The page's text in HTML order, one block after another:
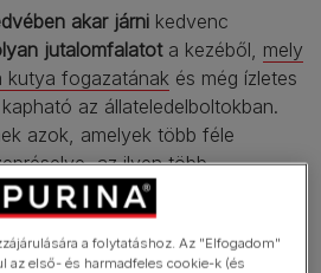
akar járni kedvenc
jutalomfalatota kezéből, mely
kutya fogazatának és még ízletes
az állateledelboltokban.
azok, amelyek több féle
az ilyen több –
érzést kelt a rágás közben,
egy harapásra porrá zúzódik a
a folytatáshoz. Az "Elfogadom"
az első- és harmadfeles cookie-k (és